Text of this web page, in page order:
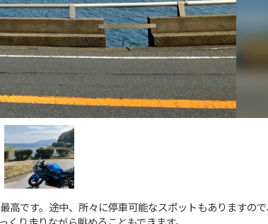
です。途中、所々に停車可能なスポットもありますので